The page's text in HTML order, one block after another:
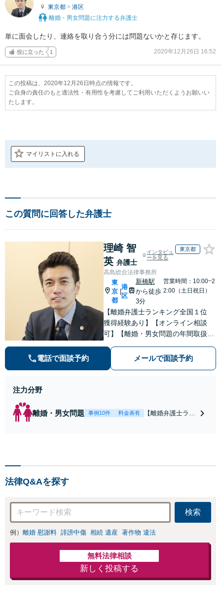
東京都 > 港区
離婚・男女問題に注力する弁護士
単に面会したり、連絡を取り合う分には問題ないかと存じます。
役に立った 1 2020年12月26日 16:52
この投稿は、2020年12月26日時点の情報です。
ご自身の責任のもと適法性・有用性を考慮してご利用いただくようお願いい
たします。
マイリストに入れる
この質問に回答した弁護士
理崎 智
英 弁護士
インタビュ
ーを見る
東京都
高島総合法律事務所
東
京
都
港
区
新橋駅
から徒歩
3分
営業時間：10:00~2
2:00（土日祝日）
【離婚弁護士ランキング全国１位
獲得経験あり】【オンライン相談
可】【離婚・男女問題の年間取扱件
き寝入りしたくないという方は是非
ご相談ください。
電話で面談予約 メールで面談予約
注力分野
離婚・男女問題 事例10件 料金表有
【離婚弁護士ラン
で金銭的に満足で
きる解決を目指し
ます。
法律Q&Aを探す
検索
例） 離婚 慰謝料 誹謗中傷 相続 遺産 著作物 違法
無料法律相談
新しく投稿する